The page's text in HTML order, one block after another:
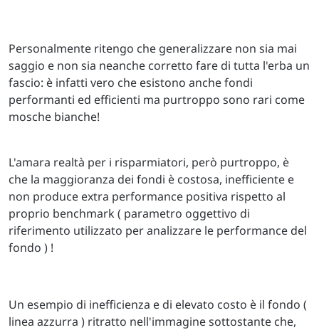
Personalmente ritengo che generalizzare non sia mai
saggio e non sia neanche corretto fare di tutta l'erba un
fascio: è infatti vero che esistono anche fondi
performanti ed efficienti ma purtroppo sono rari come
mosche bianche!
L'amara realtà per i risparmiatori, però purtroppo, è
che la maggioranza dei fondi è costosa, inefficiente e
non produce extra performance positiva rispetto al
proprio benchmark ( parametro oggettivo di
riferimento utilizzato per analizzare le performance del
fondo ) !
Un esempio di inefficienza e di elevato costo è il fondo (
linea azzurra ) ritratto nell'immagine sottostante che,